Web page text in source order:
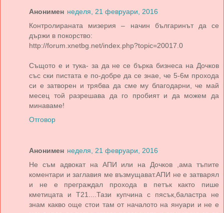
Анонимен неделя, 21 февруари, 2016
Контролираната мизерия – начин българинът да се
държи в покорство:
http://forum.xnetbg.net/index.php?topic=20017.0
Същото е и тука- за да не се бърка бизнеса на Дочков
със ски пистата е по-добре да се знае, че 5-6м прохода
си е затворен и трябва да сме му благодарни, че май
месец той разрешава да го пробият и да можем да
минаваме!
Отговор
Анонимен неделя, 21 февруари, 2016
Не съм адвокат на АПИ или на Дочков ,ама тъпите
коментари и заглавия ме възмущават.АПИ не е затварял
и не е преграждал прохода в петък както пише
кметицата и Т21....Тази купчина с пясък,баластра не
знам какво още стои там от началото на януари и не е